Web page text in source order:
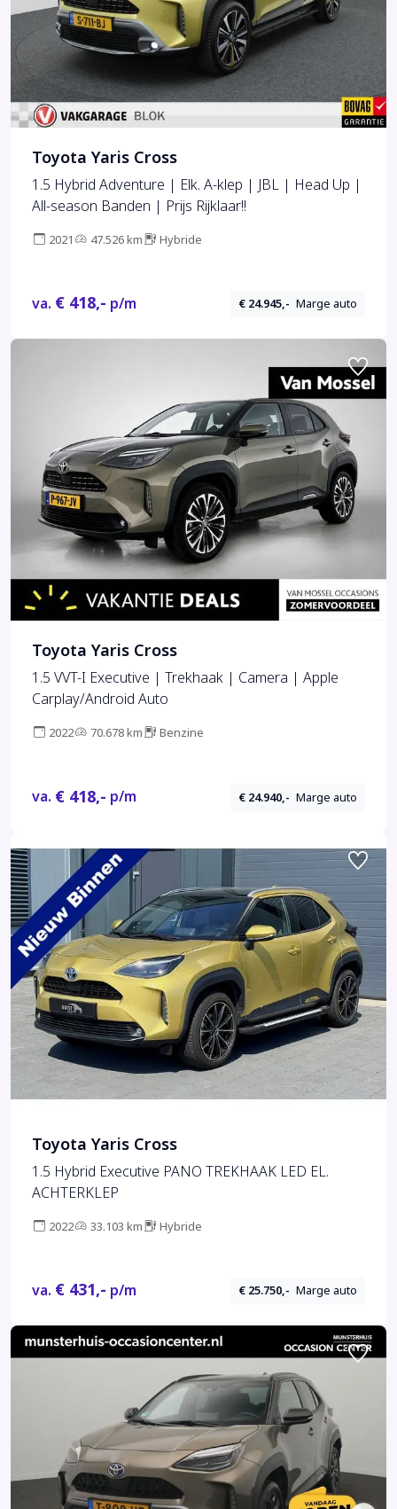
Toyota Yaris Cross
1.5 Hybrid Adventure | Elk. A-klep | JBL | Head Up |
All-season Banden | Prijs Rijklaar!!
2021 47.526 km Hybride
va. € 418,- p/m € 24.945,- Marge auto
Toyota Yaris Cross
1.5 VVT-I Executive | Trekhaak | Camera | Apple
Carplay/Android Auto
2022 70.678 km Benzine
va. € 418,- p/m € 24.940,- Marge auto
Toyota Yaris Cross
1.5 Hybrid Executive PANO TREKHAAK LED EL.
ACHTERKLEP
2022 33.103 km Hybride
va. € 431,- p/m € 25.750,- Marge auto